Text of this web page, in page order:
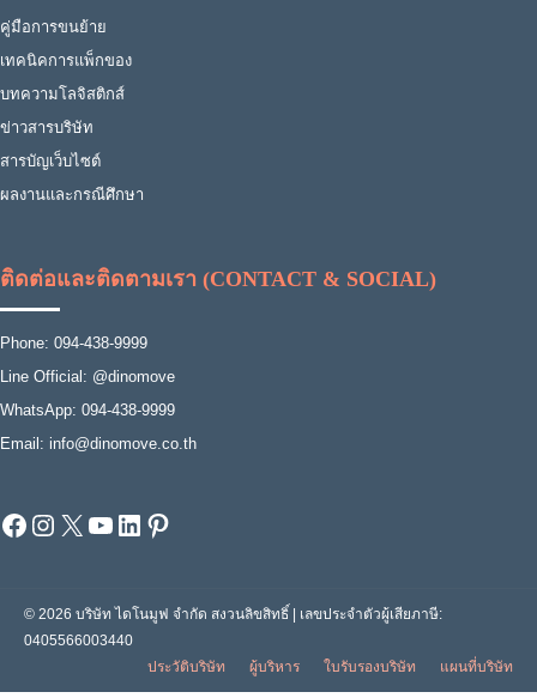
คู่มือการขนย้าย
เทคนิคการแพ็กของ
บทความโลจิสติกส์
ข่าวสารบริษัท
สารบัญเว็บไซต์
ผลงานและกรณีศึกษา
ติดต่อและติดตามเรา (CONTACT & SOCIAL)
Phone: 094-438-9999
Line Official: @dinomove
WhatsApp: 094-438-9999
Email: info@dinomove.co.th
Facebook
Instagram
X YouTube
LinkedIn
Pinterest
© 2026 บริษัท ไดโนมูฟ จำกัด สงวนลิขสิทธิ์ | เลขประจำตัวผู้เสียภาษี:
0405566003440
ประวัติบริษัท
ผู้บริหาร ใบรับรองบริษัท แผนที่บริษัท